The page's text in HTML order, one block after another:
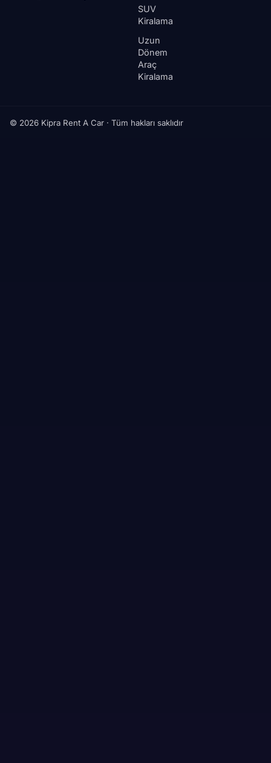
SUV
Kiralama
Uzun
Dönem
Araç
Kiralama
© 2026 Kipra Rent A Car · Tüm hakları saklıdır